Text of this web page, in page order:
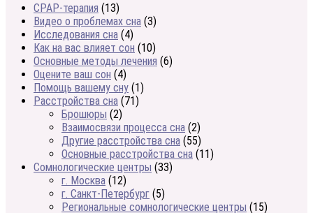
CPAP-терапия (13)
Видео о проблемах сна (3)
Исследования сна (4)
Как на вас влияет сон (10)
Основные методы лечения (6)
Оцените ваш сон (4)
Помощь вашему сну (1)
Расстройства сна (71)
Брошюры (2)
Взаимосвязи процесса сна (2)
Другие расстройства сна (55)
Основные расстройства сна (11)
Сомнологические центры (33)
г. Москва (12)
г. Санкт-Петербург (5)
Региональные сомнологические центры (15)